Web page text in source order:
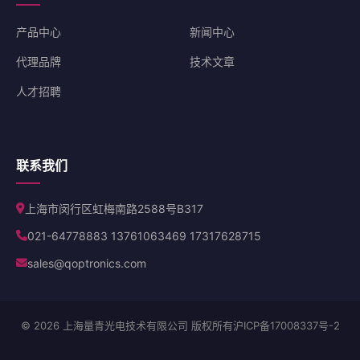
产品中心 新闻中心
代理品牌 技术文章
人才招聘
联系我们
上海市闵行区虹梅南路2588号B317
021-64778883 13761063469 17317628715
sales@qoptronics.com
© 2026 上海量青光电技术有限公司 版权所有沪ICP备17008337号-2